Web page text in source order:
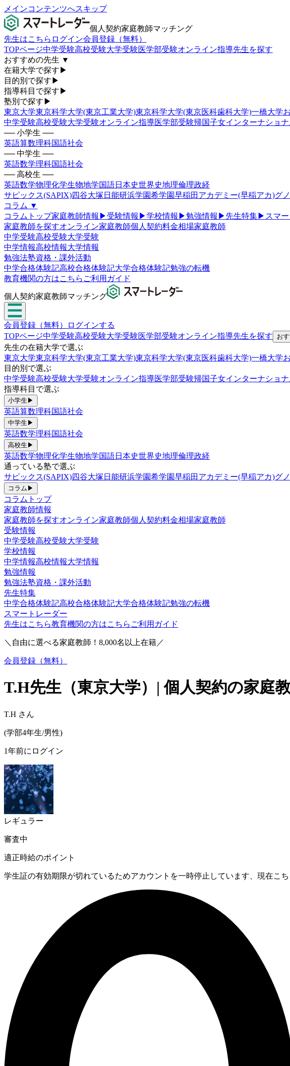
メインコンテンツへスキップ
個人契約家庭教師マッチング
先生はこちら ログイン会員登録（無料）
TOPページ中学受験高校受験大学受験医学部受験オンライン指導先生を探す
おすすめの先生 ▼
在籍大学で探す ▶
目的別で探す ▶
指導科目で探す ▶
塾別で探す ▶
東京大学東京科学大学(東京工業大学)東京科学大学(東京医科歯科大学)一橋大学
中学受験高校受験大学受験オンライン指導医学部受験帰国子女インターナショ
── 小学生 ──
英語算数理科国語社会
── 中学生 ──
英語数学理科国語社会
── 高校生 ──
英語数学物理化学生物地学国語日本史世界史地理倫理政経
サピックス(SAPIX)四谷大塚 日能研浜学園希学園早稲田アカデミー(早稲アカ)グ
コラム ▼
コラムトップ家庭教師情報 ▶ 受験情報 ▶学校情報 ▶勉強情報 ▶ 先生特集▶ スマ
家庭教師を探すオンライン家庭教師個人契約料金相場家庭教師
中学受験高校受験大学受験
中学情報高校情報大学情報
勉強法塾資格・課外活動
中学合格体験記高校合格体験記大学合格体験記勉強の転機
教育機関の方はこちら ご利用ガイド
個人契約家庭教師マッチング
会員登録（無料）
ログインする
TOPページ中学受験高校受験大学受験医学部受験オンライン指導先生を探す お
先生の在籍大学で選ぶ
東京大学東京科学大学(東京工業大学)東京科学大学(東京医科歯科大学)一橋大学
目的別で選ぶ
中学受験高校受験大学受験オンライン指導医学部受験帰国子女インターナショ
指導科目で選ぶ
小学生 ▶
英語算数理科国語社会
中学生 ▶
英語数学理科国語社会
高校生 ▶
英語数学物理化学生物地学国語日本史世界史地理倫理政経
通っている塾で選ぶ
サピックス(SAPIX)四谷大塚 日能研浜学園希学園早稲田アカデミー(早稲アカ)グ
コラム ▶
コラムトップ
家庭教師情報
家庭教師を探すオンライン家庭教師個人契約料金相場家庭教師
受験情報
中学受験高校受験大学受験
学校情報
中学情報高校情報大学情報
勉強情報
勉強法塾資格・課外活動
先生特集
中学合格体験記高校合格体験記大学合格体験記勉強の転機
スマートレーダー
先生はこちら教育機関の方はこちら ご利用ガイド
＼自由に選べる家庭教師！ 8,000名以上在籍／
会員登録（無料）
T.H先生（東京大学）| 個人契約の家庭
T.H さん
(学部4年生/男性)
1年前にログイン
レギュラー
審査中
適正時給のポイント
学生証の有効期限が切れているためアカウントを一時停止しています、現在こ